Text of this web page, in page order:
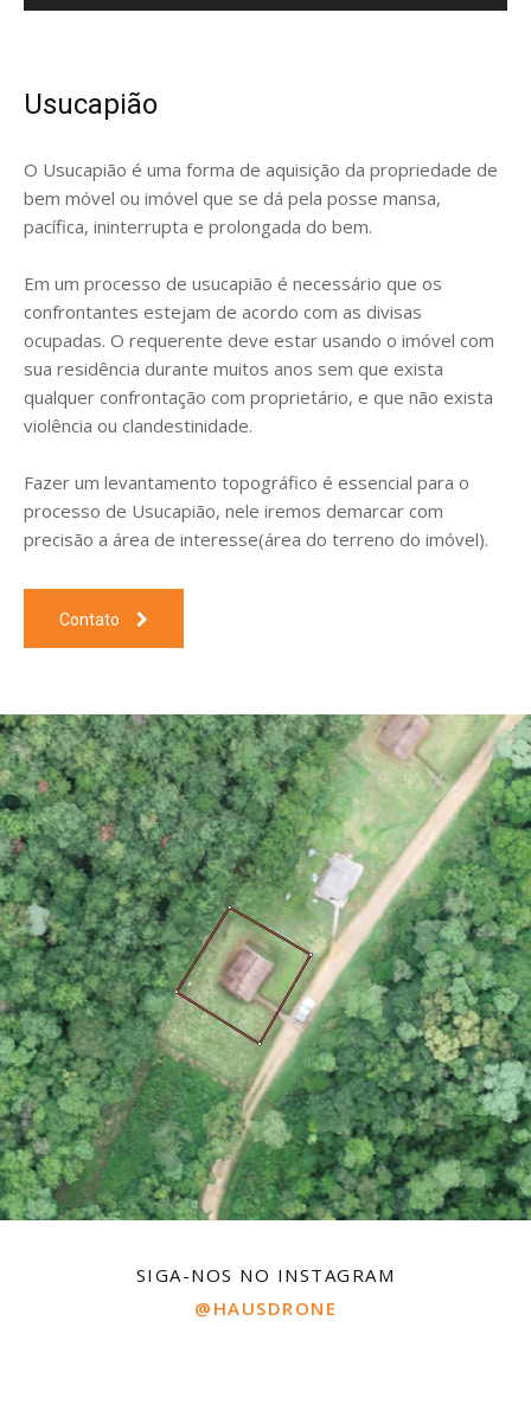
Usucapião
O Usucapião é uma forma de aquisição da propriedade de
bem móvel ou imóvel que se dá pela posse mansa,
pacífica, ininterrupta e prolongada do bem.
Em um processo de usucapião é necessário que os
confrontantes estejam de acordo com as divisas
ocupadas. O requerente deve estar usando o imóvel com
sua residência durante muitos anos sem que exista
qualquer confrontação com proprietário, e que não exista
violência ou clandestinidade.
Fazer um levantamento topográfico é essencial para o
processo de Usucapião, nele iremos demarcar com
precisão a área de interesse(área do terreno do imóvel).
Contato
SIGA-NOS NO INSTAGRAM
@HAUSDRONE